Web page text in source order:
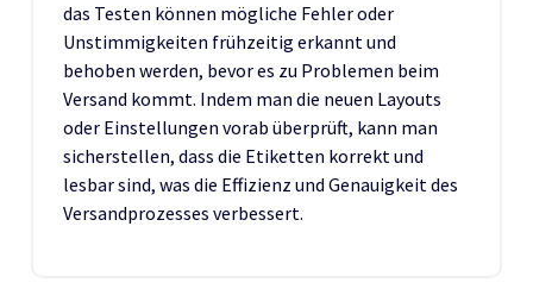
das Testen können mögliche Fehler oder
Unstimmigkeiten frühzeitig erkannt und
behoben werden, bevor es zu Problemen beim
Versand kommt. Indem man die neuen Layouts
oder Einstellungen vorab überprüft, kann man
sicherstellen, dass die Etiketten korrekt und
lesbar sind, was die Effizienz und Genauigkeit des
Versandprozesses verbessert.